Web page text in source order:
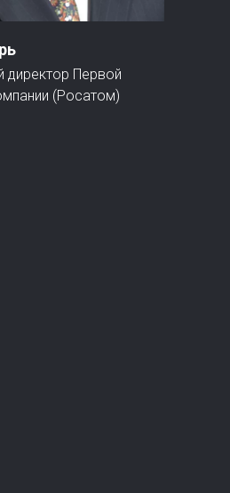
директор Первой
(Росатом)